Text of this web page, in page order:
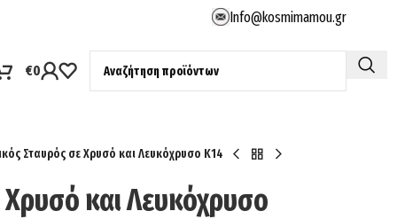
Info@kosmimamou.gr
€0
Σταυρός σε Χρυσό και Λευκόχρυσο Κ14
και Λευκόχρυσο